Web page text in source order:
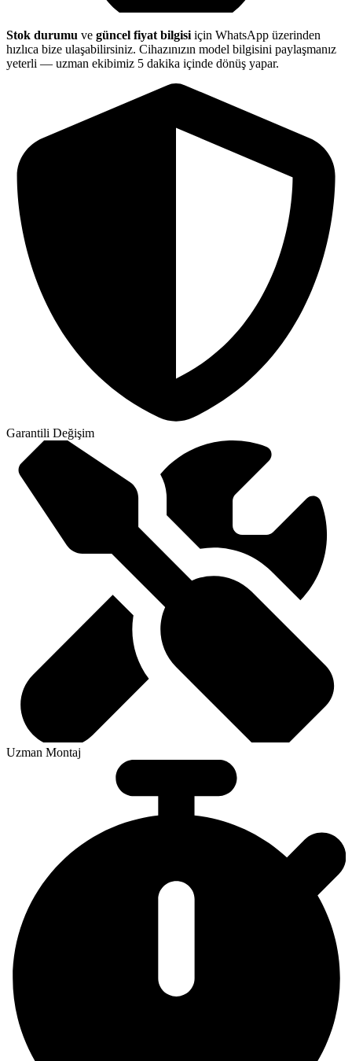
Stok durumu ve güncel fiyat bilgisi için WhatsApp üzerinden
hızlıca bize ulaşabilirsiniz. Cihazınızın model bilgisini paylaşmanız
yeterli — uzman ekibimiz 5 dakika içinde dönüş yapar.
Garantili Değişim
Uzman Montaj